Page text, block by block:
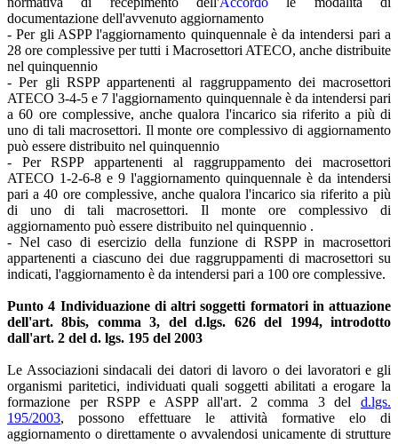
documentazione dell'avvenuto aggiornamento
- Per gli ASPP l'aggiornamento quinquennale è da intendersi pari a
28 ore complessive per tutti i Macrosettori ATECO, anche distribuite
nel quinquennio
- Per gli RSPP appartenenti al raggruppamento dei macrosettori
ATECO 3-4-5 e 7 l'aggiornamento quinquennale è da intendersi pari
a 60 ore complessive, anche qualora l'incarico sia riferito a più di
uno di tali macrosettori. Il monte ore complessivo di aggiornamento
può essere distribuito nel quinquennio
- Per RSPP appartenenti al raggruppamento dei macrosettori
ATECO 1-2-6-8 e 9 l'aggiornamento quinquennale è da intendersi
pari a 40 ore complessive, anche qualora l'incarico sia riferito a più
di uno di tali macrosettori. Il monte ore complessivo di
aggiornamento può essere distribuito nel quinquennio .
- Nel caso di esercizio della funzione di RSPP in macrosettori
appartenenti a ciascuno dei due raggruppamenti di macrosettori su
indicati, l'aggiornamento è da intendersi pari a 100 ore complessive.
Punto 4 Individuazione di altri soggetti formatori in attuazione
dell'art. 8bis, comma 3, del d.lgs. 626 del 1994, introdotto
dall'art. 2 del d. lgs. 195 del 2003
Le Associazioni sindacali dei datori di lavoro o dei lavoratori e gli
organismi paritetici, individuati quali soggetti abilitati a erogare la
formazione per RSPP e ASPP all'art. 2 comma 3 del d.lgs.
195/2003, possono effettuare le attività formative elo di
aggiornamento o direttamente o avvalendosi unicamente di strutture